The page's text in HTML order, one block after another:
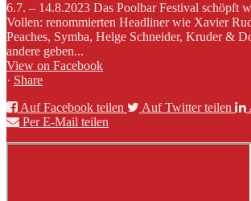
6.7. – 14.8.2023 Das Poolbar Festival schöpft
Vollen: renommierten Headliner wie Xavier
Peaches, Symba, Helge Schneider, Kruder &
andere geben...
View on Facebook
· Share
Auf Facebook teilen
Auf Twitter teilen
Per E-Mail teilen